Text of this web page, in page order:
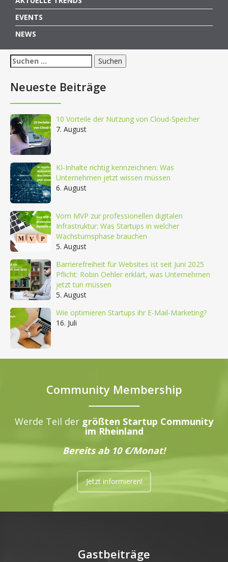
EVENTS
NEWS
Suchen
nach:
Neueste Beiträge
10 Vorteile der Nutzung von Cloud-Speicher
7. August
KI-Inhalte richtig kennzeichnen: Was
Unternehmen jetzt wissen müssen
6. August
Vom MVP zur professionellen digitalen
Infrastruktur: Was Startups in welcher
Wachstumsphase brauchen
5. August
Barrierefreiheit für Websites ist seit Juni 2025
Pflicht: Robin Oehler erklärt, was Unternehmen
jetzt tun müssen
5. August
Wie optimieren Startups ihr E-Mail-Marketing?
16. Juli
Community Membership
Werde Teil der größten Startup Community
im Rheinland
Bereits ab 10 €/Monat!
Jetzt informieren!
Gastbeiträge